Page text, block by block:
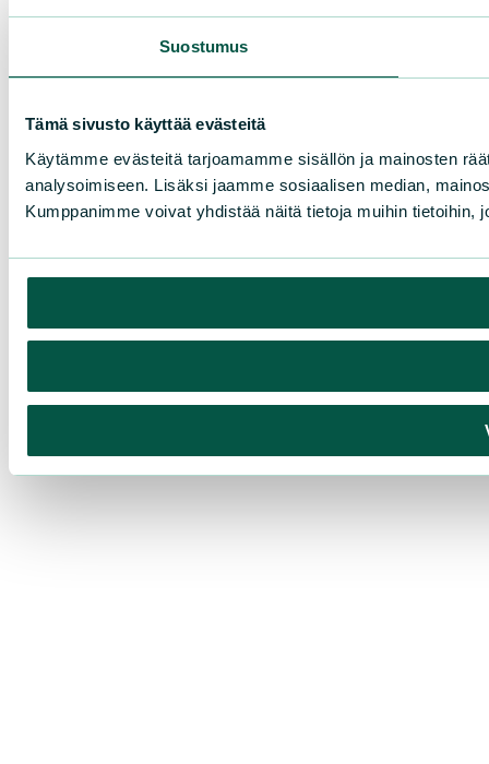
Suostumus
Tämä sivusto käyttää evästeitä
Käytämme evästeitä tarjoamamme sisällön ja mainosten
analysoimiseen. Lisäksi jaamme sosiaalisen median,
Kumppanimme voivat yhdistää näitä tietoja muihin tietoihin,